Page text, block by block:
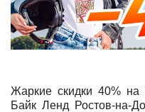
Жаркие скидки 40% на
Байк Ленд Ростов-на-